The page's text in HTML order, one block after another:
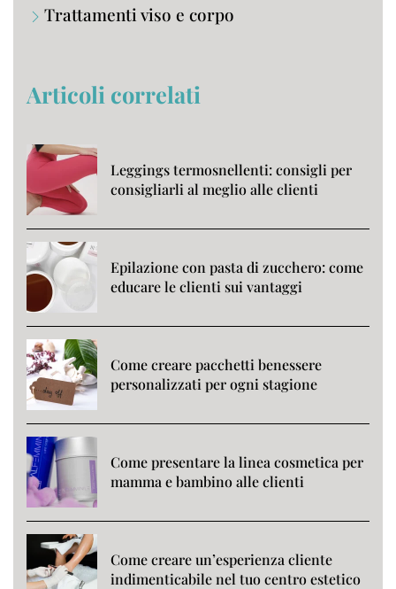
Trattamenti viso e corpo
Articoli correlati
Leggings termosnellenti: consigli per
consigliarli al meglio alle clienti
Epilazione con pasta di zucchero: come
educare le clienti sui vantaggi
Come creare pacchetti benessere
personalizzati per ogni stagione
Come presentare la linea cosmetica per
mamma e bambino alle clienti
Come creare un’esperienza cliente
indimenticabile nel tuo centro estetico